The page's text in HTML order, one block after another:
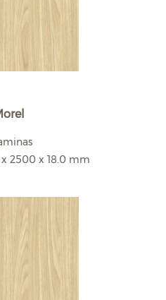
2500 x 18.0 mm